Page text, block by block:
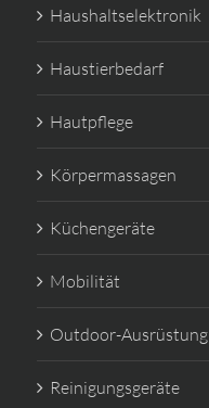
Haushaltselektronik
Haustierbedarf
Hautpflege
Körpermassagen
Küchengeräte
Mobilität
Outdoor-Ausrüstung
Reinigungsgeräte